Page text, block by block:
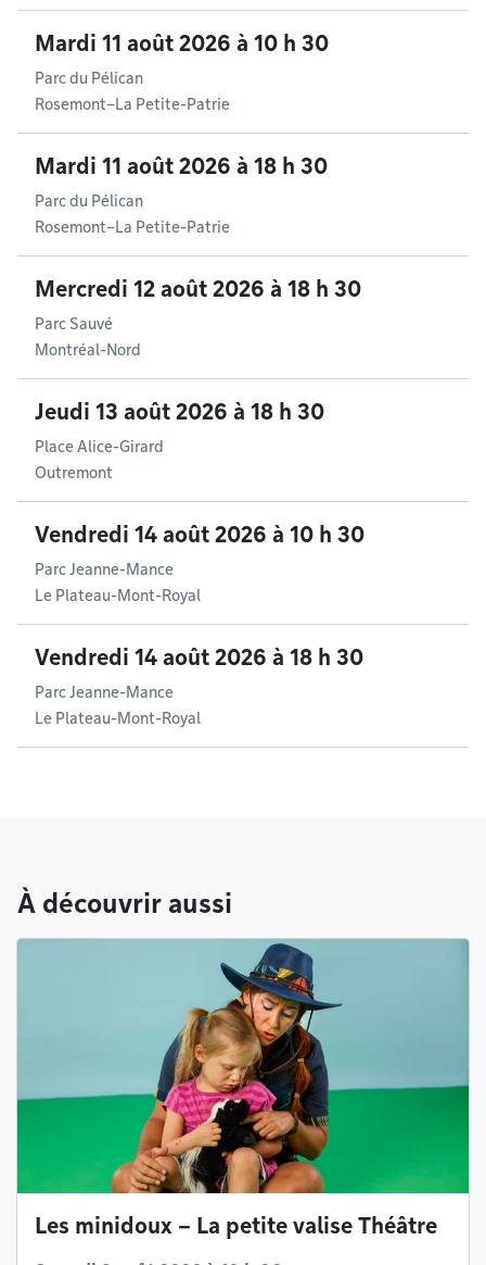
Mardi 11 août 2026 à 10 h 30
Parc du Pélican
Rosemont–La Petite-Patrie
Mardi 11 août 2026 à 18 h 30
Parc du Pélican
Rosemont–La Petite-Patrie
Mercredi 12 août 2026 à 18 h 30
Parc Sauvé
Montréal-Nord
Jeudi 13 août 2026 à 18 h 30
Place Alice-Girard
Outremont
Vendredi 14 août 2026 à 10 h 30
Parc Jeanne-Mance
Le Plateau-Mont-Royal
Vendredi 14 août 2026 à 18 h 30
Parc Jeanne-Mance
Le Plateau-Mont-Royal
À découvrir aussi
Les minidoux – La petite valise Théâtre